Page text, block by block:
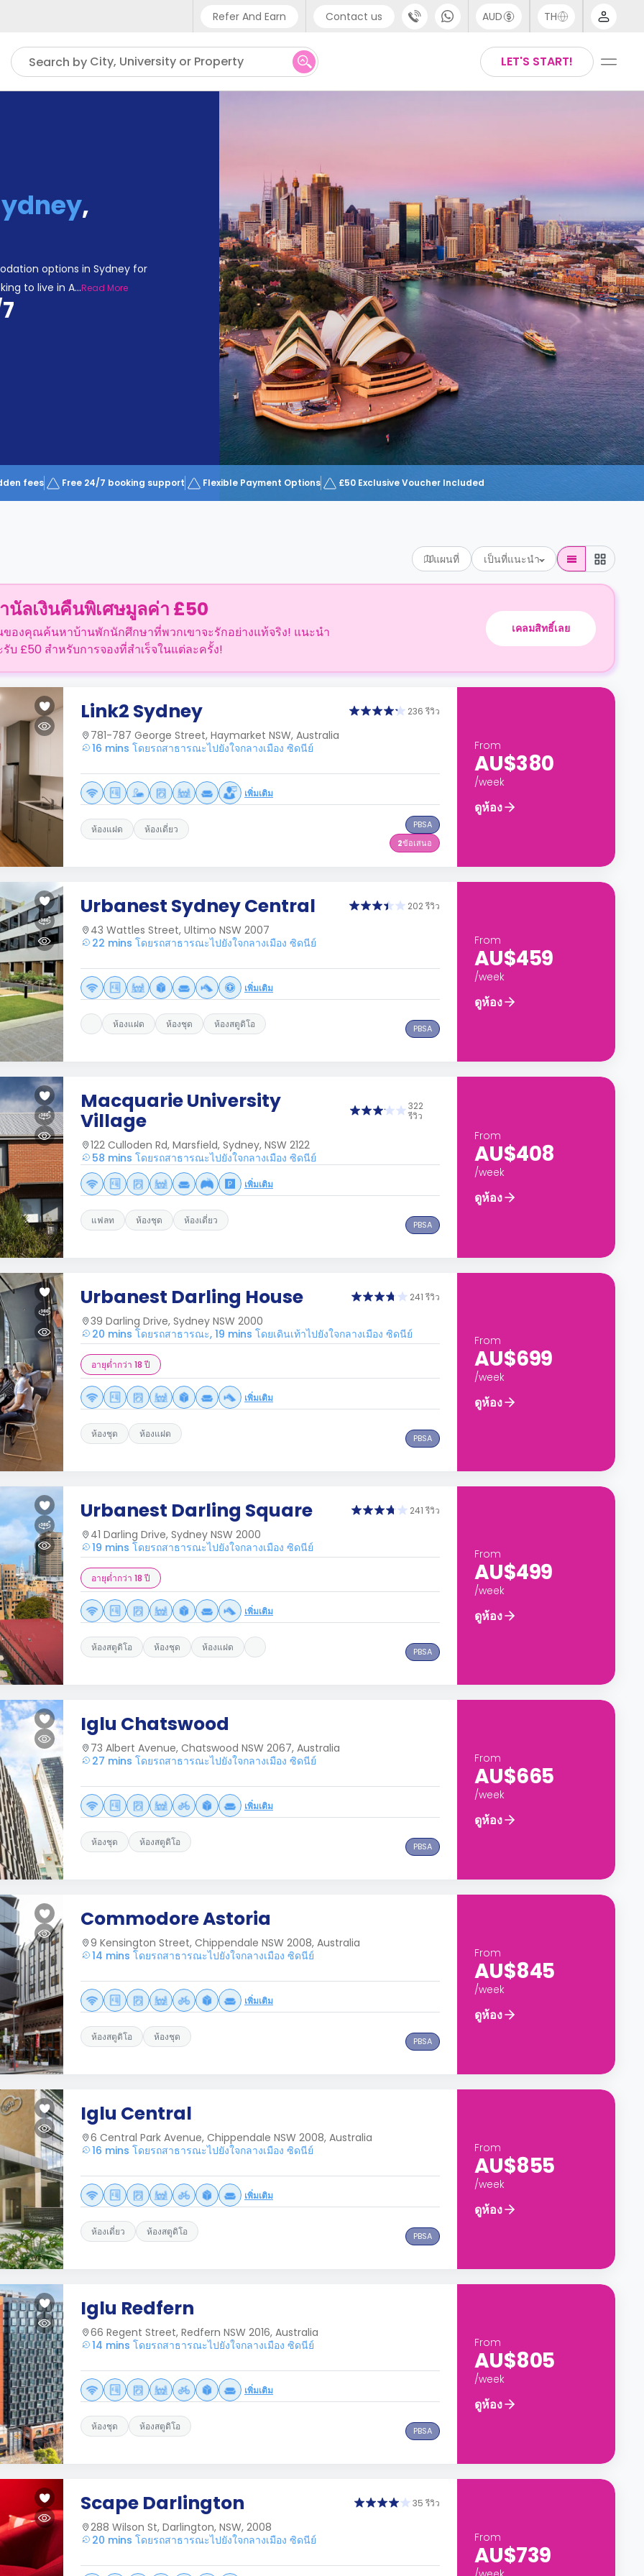
Refer And Earn Contact us
Phone support
UK - +44 (0) 20 3871 8666
AUD TH
LET'S START!
Search by City, University or Property
,
options in Sydney for
to live in A...Read More
fees Free 24/7 booking support Flexible Payment Options £50 Exclusive Voucher Included
แผนที่ เป็นที่แนะนำ
นัลเงินคืนพิเศษมูลค่า £50
ของคุณค้นหาบ้านพักนักศึกษาที่พวกเขาจะรักอย่างแท้จริง! แนะนำ
บ £50 สำหรับการจองที่สำเร็จในแต่ละครั้ง!
เคลมสิทธิ์เลย
Link2 Sydney 236 รีวิว
781-787 George Street, Haymarket NSW, Australia
16 mins โดยรถสาธารณะไปยังใจกลางเมือง ซิดนีย์
เพิ่มเติม
ห้องแฝด ห้องเดี่ยว
PBSA
2ข้อเสนอ
From
AU$380
/week
ดูห้อง
Urbanest Sydney Central 202 รีวิว
43 Wattles Street, Ultimo NSW 2007
22 mins โดยรถสาธารณะไปยังใจกลางเมือง ซิดนีย์
เพิ่มเติม
ห้องแฝด ห้องชุด ห้องสตูดิโอ PBSA
From
AU$459
/week
ดูห้อง
Macquarie University
Village
322
รีวิว
122 Culloden Rd, Marsfield, Sydney, NSW 2122
58 mins โดยรถสาธารณะไปยังใจกลางเมือง ซิดนีย์
เพิ่มเติม
แฟลท ห้องชุด ห้องเดี่ยว PBSA
From
AU$408
/week
ดูห้อง
Urbanest Darling House 241 รีวิว
39 Darling Drive, Sydney NSW 2000
20 mins โดยรถสาธารณะ, 19 mins โดยเดินเท้าไปยังใจกลางเมือง ซิดนีย์
อายุต่ำกว่า 18 ปี
เพิ่มเติม
ห้องชุด ห้องแฝด PBSA
From
AU$699
/week
ดูห้อง
Urbanest Darling Square 241 รีวิว
41 Darling Drive, Sydney NSW 2000
19 mins โดยรถสาธารณะไปยังใจกลางเมือง ซิดนีย์
อายุต่ำกว่า 18 ปี
เพิ่มเติม
ห้องสตูดิโอ ห้องชุด ห้องแฝด PBSA
From
AU$499
/week
ดูห้อง
Iglu Chatswood
73 Albert Avenue, Chatswood NSW 2067, Australia
27 mins โดยรถสาธารณะไปยังใจกลางเมือง ซิดนีย์
เพิ่มเติม
ห้องชุด ห้องสตูดิโอ PBSA
From
AU$665
/week
ดูห้อง
Commodore Astoria
9 Kensington Street, Chippendale NSW 2008, Australia
14 mins โดยรถสาธารณะไปยังใจกลางเมือง ซิดนีย์
เพิ่มเติม
ห้องสตูดิโอ ห้องชุด PBSA
From
AU$845
/week
ดูห้อง
Iglu Central
6 Central Park Avenue, Chippendale NSW 2008, Australia
16 mins โดยรถสาธารณะไปยังใจกลางเมือง ซิดนีย์
เพิ่มเติม
ห้องเดี่ยว ห้องสตูดิโอ PBSA
From
AU$855
/week
ดูห้อง
Iglu Redfern
66 Regent Street, Redfern NSW 2016, Australia
14 mins โดยรถสาธารณะไปยังใจกลางเมือง ซิดนีย์
เพิ่มเติม
ห้องชุด ห้องสตูดิโอ PBSA
From
AU$805
/week
ดูห้อง
Scape Darlington 35 รีวิว
288 Wilson St, Darlington, NSW, 2008
20 mins โดยรถสาธารณะไปยังใจกลางเมือง ซิดนีย์
From
AU$739